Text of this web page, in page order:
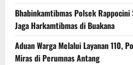
Bhabinkamtibmas Polsek Rappocini
Jaga Harkamtibmas di Buakana
Aduan Warga Melalui Layanan 110,
Miras di Perumnas Antang